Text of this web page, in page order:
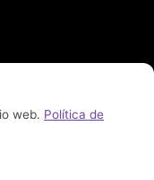
web. Política de